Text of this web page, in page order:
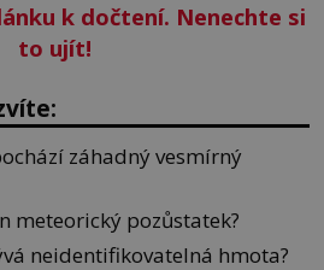
k dočtení. Nenechte si
to ujít!
záhadný vesmírný
meteorický pozůstatek?
neidentifikovatelná hmota?